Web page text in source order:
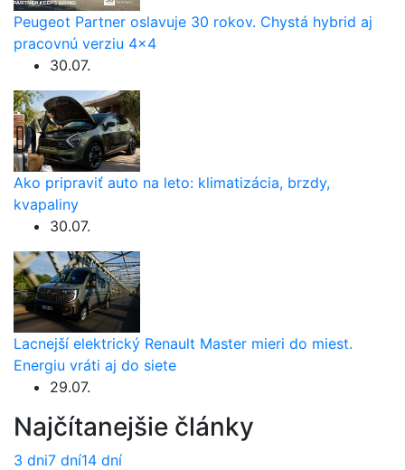
Peugeot Partner oslavuje 30 rokov. Chystá hybrid aj
pracovnú verziu 4×4
30.07.
Ako pripraviť auto na leto: klimatizácia, brzdy,
kvapaliny
30.07.
Lacnejší elektrický Renault Master mieri do miest.
Energiu vráti aj do siete
29.07.
Najčítanejšie články
3 dni7 dní14 dní